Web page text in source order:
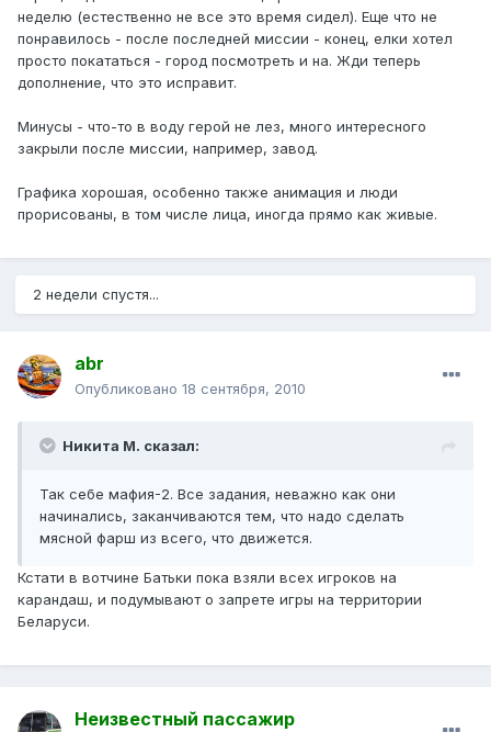
неделю (естественно не все это время сидел). Еще что не
понравилось - после последней миссии - конец, елки хотел
просто покататься - город посмотреть и на. Жди теперь
дополнение, что это исправит.
Минусы - что-то в воду герой не лез, много интересного
закрыли после миссии, например, завод.
Графика хорошая, особенно также анимация и люди
прорисованы, в том числе лица, иногда прямо как живые.
2 недели спустя...
abr
Опубликовано 18 сентября, 2010
Никита М. сказал:
Так себе мафия-2. Все задания, неважно как они
начинались, заканчиваются тем, что надо сделать
мясной фарш из всего, что движется.
Кстати в вотчине Батьки пока взяли всех игроков на
карандаш, и подумывают о запрете игры на территории
Беларуси.
Неизвестный пассажир